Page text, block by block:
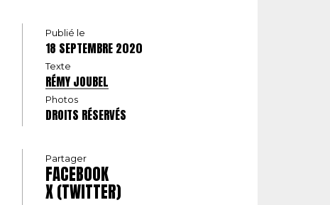
Publié le
18 SEPTEMBRE 2020
Texte
RÉMY JOUBEL
Photos
DROITS RÉSERVÉS
Partager
FACEBOOK
X (TWITTER)